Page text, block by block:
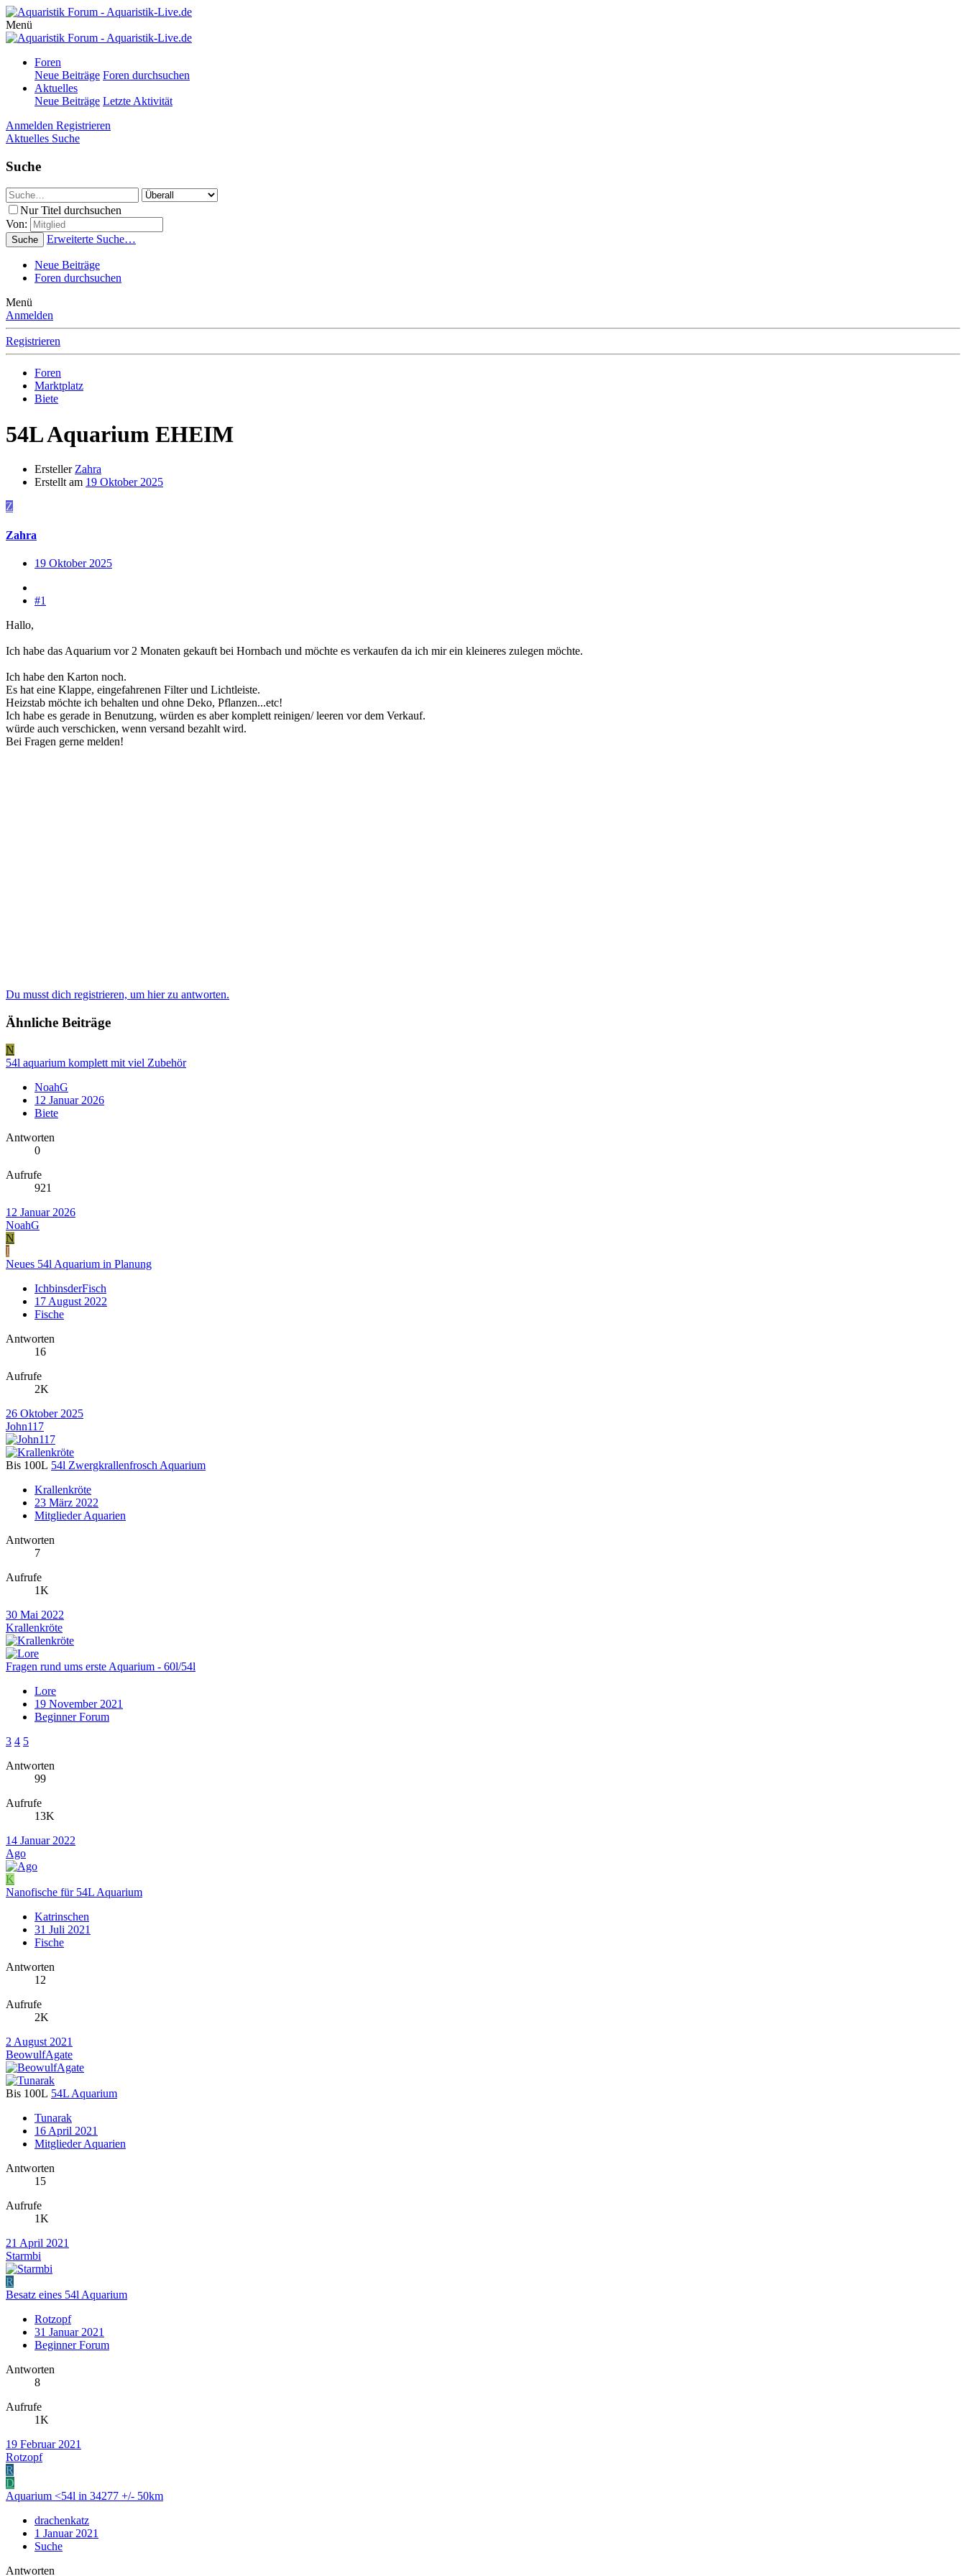
Menü
Foren
Neue Beiträge Foren durchsuchen
Aktuelles
Neue Beiträge Letzte Aktivität
Anmelden Registrieren
Aktuelles Suche
Suche
Nur Titel durchsuchen
Von:
Suche Erweiterte Suche…
Neue Beiträge
Foren durchsuchen
Menü
Anmelden
Registrieren
Foren
Marktplatz
Biete
54L Aquarium EHEIM
Ersteller Zahra
Erstellt am 19 Oktober 2025
Z
Zahra
19 Oktober 2025
#1
Hallo,
Ich habe das Aquarium vor 2 Monaten gekauft bei Hornbach und möchte es verkaufen da ich mir ein kleineres zulegen möchte.
Ich habe den Karton noch.
Es hat eine Klappe, eingefahrenen Filter und Lichtleiste.
Heizstab möchte ich behalten und ohne Deko, Pflanzen...etc!
Ich habe es gerade in Benutzung, würden es aber komplett reinigen/ leeren vor dem Verkauf.
würde auch verschicken, wenn versand bezahlt wird.
Bei Fragen gerne melden!
Du musst dich registrieren, um hier zu antworten.
Ähnliche Beiträge
N
54l aquarium komplett mit viel Zubehör
NoahG
12 Januar 2026
Biete
Antworten
0
Aufrufe
921
12 Januar 2026
NoahG
N
I
Neues 54l Aquarium in Planung
IchbinsderFisch
17 August 2022
Fische
Antworten
16
Aufrufe
2K
26 Oktober 2025
John117
Bis 100L 54l Zwergkrallenfrosch Aquarium
Krallenkröte
23 März 2022
Mitglieder Aquarien
Antworten
7
Aufrufe
1K
30 Mai 2022
Krallenkröte
Fragen rund ums erste Aquarium - 60l/54l
Lore
19 November 2021
Beginner Forum
3 4 5
Antworten
99
Aufrufe
13K
14 Januar 2022
Ago
K
Nanofische für 54L Aquarium
Katrinschen
31 Juli 2021
Fische
Antworten
12
Aufrufe
2K
2 August 2021
BeowulfAgate
Bis 100L 54L Aquarium
Tunarak
16 April 2021
Mitglieder Aquarien
Antworten
15
Aufrufe
1K
21 April 2021
Starmbi
R
Besatz eines 54l Aquarium
Rotzopf
31 Januar 2021
Beginner Forum
Antworten
8
Aufrufe
1K
19 Februar 2021
Rotzopf
R
D
Aquarium <54l in 34277 +/- 50km
drachenkatz
1 Januar 2021
Suche
Antworten